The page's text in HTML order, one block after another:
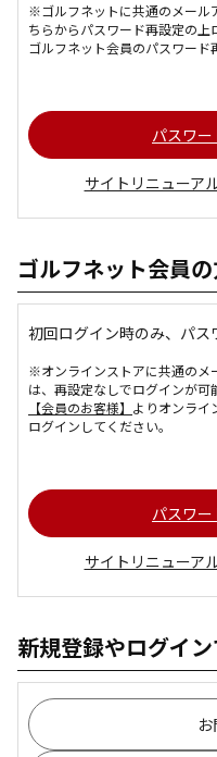
※ゴルフネットに共通のメール
ちらからパスワード再設定の上
ゴルフネット会員のパスワード
パスワ
サイトリニューア
ゴルフネット会員
初回ログイン時のみ、パス
※オンラインストアに共通のメ
は、再設定なしでログインが可
【会員のお客様】 よりオンライ
ログインしてください。
パスワ
サイトリニューア
新規登録やログイ